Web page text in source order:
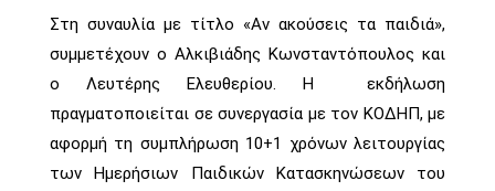
Στη συναυλία με τίτλο «Αν ακούσεις τα παιδιά»,
συμμετέχουν ο Αλκιβιάδης Κωνσταντόπουλος και
ο Λευτέρης Ελευθερίου. Η εκδήλωση
πραγματοποιείται σε συνεργασία με τον ΚΟΔΗΠ, με
αφορμή τη συμπλήρωση 10+1 χρόνων λειτουργίας
των Ημερήσιων Παιδικών Κατασκηνώσεων του